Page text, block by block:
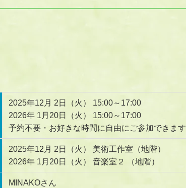
2025年12月 2日（火） 15:00～17:00
2026年 1月20日（火） 15:00～17:00
予約不要・お好きな時間に自由にご参加できます
2025年12月 2日（火） 美術工作室（地階）
2026年 1月20日（火） 音楽室２ （地階）
MINAKOさん